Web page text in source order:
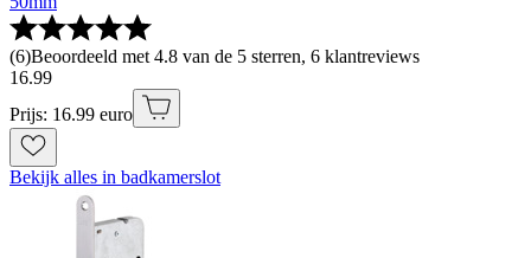
(6)Beoordeeld met 4.8 van de 5 sterren, 6 klantreviews
16.99
Prijs: 16.99 euro
Bekijk alles in badkamerslot